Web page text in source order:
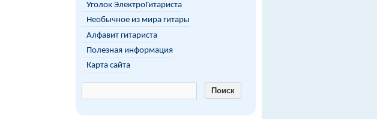
Уголок ЭлектроГитариста
Необычное из мира гитары
Алфавит гитариста
Полезная информация
Карта сайта